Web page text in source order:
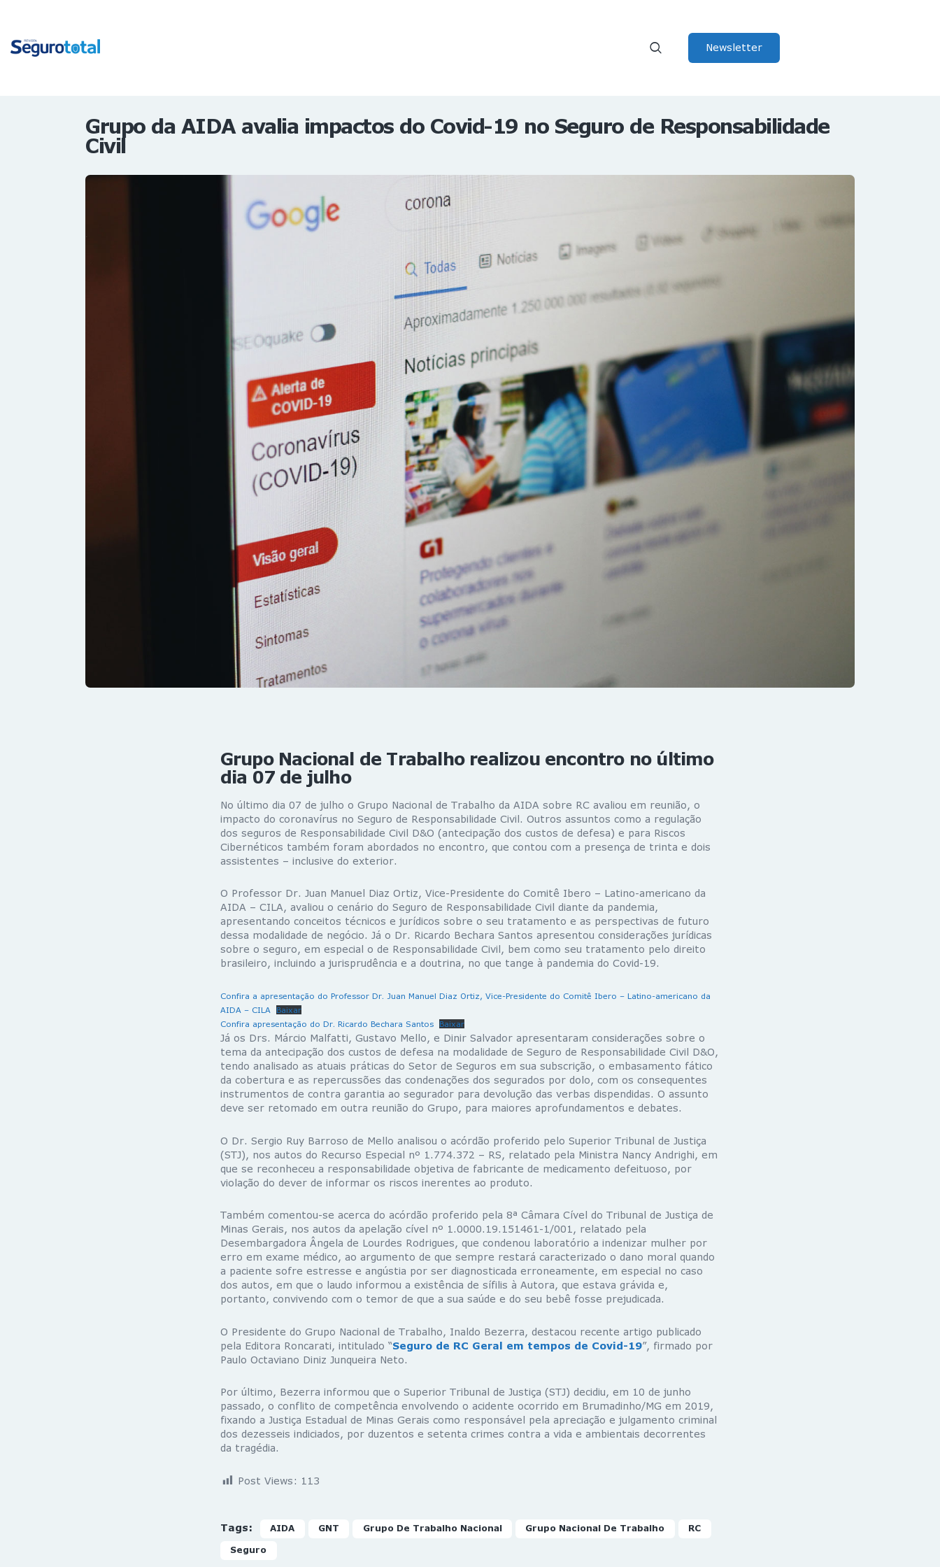
Newsletter
Grupo da AIDA avalia impactos do Covid-19 no Seguro de Responsabilidade
Civil
Grupo Nacional de Trabalho realizou encontro no último
dia 07 de julho
No último dia 07 de julho o Grupo Nacional de Trabalho da AIDA sobre RC avaliou em reunião, o
impacto do coronavírus no Seguro de Responsabilidade Civil. Outros assuntos como a regulação
dos seguros de Responsabilidade Civil D&O (antecipação dos custos de defesa) e para Riscos
Cibernéticos também foram abordados no encontro, que contou com a presença de trinta e dois
assistentes – inclusive do exterior.
O Professor Dr. Juan Manuel Diaz Ortiz, Vice-Presidente do Comitê Ibero – Latino-americano da
AIDA – CILA, avaliou o cenário do Seguro de Responsabilidade Civil diante da pandemia,
apresentando conceitos técnicos e jurídicos sobre o seu tratamento e as perspectivas de futuro
dessa modalidade de negócio. Já o Dr. Ricardo Bechara Santos apresentou considerações jurídicas
sobre o seguro, em especial o de Responsabilidade Civil, bem como seu tratamento pelo direito
brasileiro, incluindo a jurisprudência e a doutrina, no que tange à pandemia do Covid-19.
Confira a apresentação do Professor Dr. Juan Manuel Diaz Ortiz, Vice-Presidente do Comitê Ibero – Latino-americano da
AIDA – CILA
Baixar
Confira apresentação do Dr. Ricardo Bechara Santos
Baixar
Já os Drs. Márcio Malfatti, Gustavo Mello, e Dinir Salvador apresentaram considerações sobre o
tema da antecipação dos custos de defesa na modalidade de Seguro de Responsabilidade Civil D&O,
tendo analisado as atuais práticas do Setor de Seguros em sua subscrição, o embasamento fático
da cobertura e as repercussões das condenações dos segurados por dolo, com os consequentes
instrumentos de contra garantia ao segurador para devolução das verbas dispendidas. O assunto
deve ser retomado em outra reunião do Grupo, para maiores aprofundamentos e debates.
O Dr. Sergio Ruy Barroso de Mello analisou o acórdão proferido pelo Superior Tribunal de Justiça
(STJ), nos autos do Recurso Especial nº 1.774.372 – RS, relatado pela Ministra Nancy Andrighi, em
que se reconheceu a responsabilidade objetiva de fabricante de medicamento defeituoso, por
violação do dever de informar os riscos inerentes ao produto.
Também comentou-se acerca do acórdão proferido pela 8ª Câmara Cível do Tribunal de Justiça de
Minas Gerais, nos autos da apelação cível nº 1.0000.19.151461-1/001, relatado pela
Desembargadora Ângela de Lourdes Rodrigues, que condenou laboratório a indenizar mulher por
erro em exame médico, ao argumento de que sempre restará caracterizado o dano moral quando
a paciente sofre estresse e angústia por ser diagnosticada erroneamente, em especial no caso
dos autos, em que o laudo informou a existência de sífilis à Autora, que estava grávida e,
portanto, convivendo com o temor de que a sua saúde e do seu bebê fosse prejudicada.
O Presidente do Grupo Nacional de Trabalho, Inaldo Bezerra, destacou recente artigo publicado
pela Editora Roncarati, intitulado “Seguro de RC Geral em tempos de Covid-19”, firmado por
Paulo Octaviano Diniz Junqueira Neto.
Por último, Bezerra informou que o Superior Tribunal de Justiça (STJ) decidiu, em 10 de junho
passado, o conflito de competência envolvendo o acidente ocorrido em Brumadinho/MG em 2019,
fixando a Justiça Estadual de Minas Gerais como responsável pela apreciação e julgamento criminal
dos dezesseis indiciados, por duzentos e setenta crimes contra a vida e ambientais decorrentes
da tragédia.
Post Views: 113
Tags: AIDA GNT Grupo De Trabalho Nacional Grupo Nacional De Trabalho RC
Seguro